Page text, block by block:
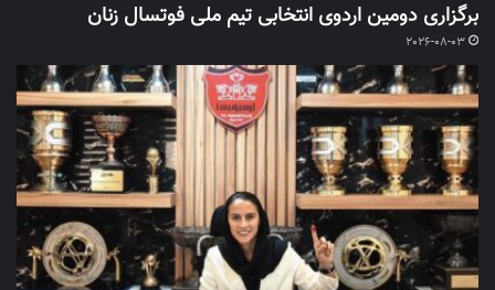
برگزاری دومین اردوی انتخابی تیم ملی فوتسال زنان
2026-08-03